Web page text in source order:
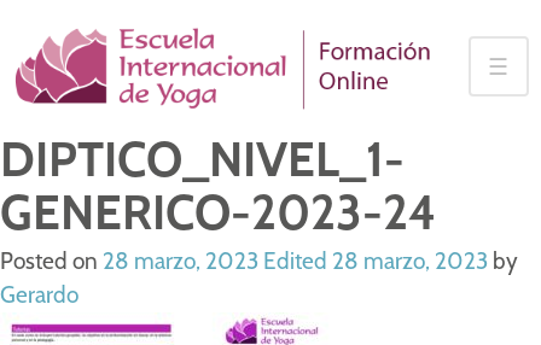
content
☰
DIPTICO_NIVEL_1-
GENERICO-2023-24
Posted on 28 marzo, 2023 Edited 28 marzo, 2023 by
Gerardo